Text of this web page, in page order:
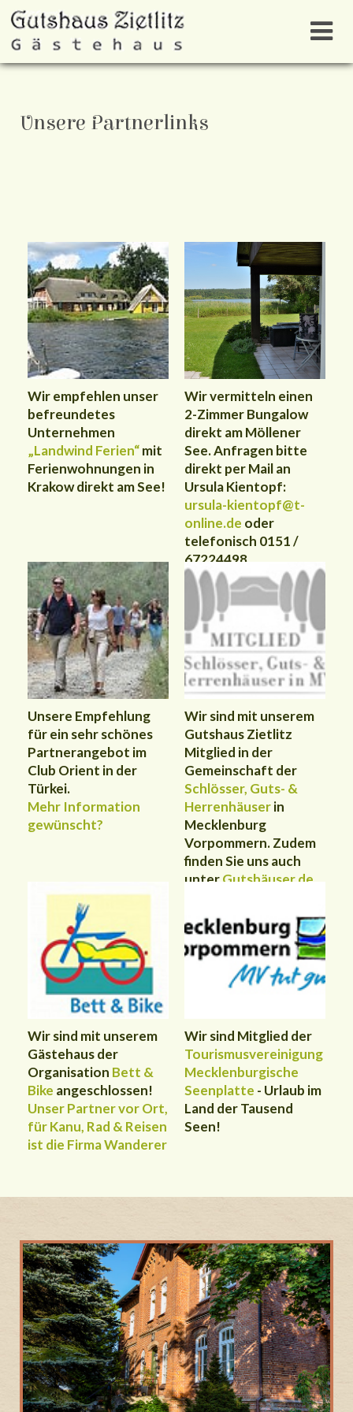
Unsere Partnerlinks
Wir empfehlen unser
befreundetes
Unternehmen
„Landwind Ferien“mit
Ferienwohnungen in
Krakow direkt am See!
Wir vermitteln einen
2-Zimmer Bungalow
direkt am Möllener
See. Anfragen bitte
direkt per Mail an
Ursula Kientopf:
ursula-kientopf@t-
online.de oder
telefonisch 0151 /
67224498.
Unsere Empfehlung
für ein sehr schönes
Partnerangebot im
Club Orient in der
Türkei.
Mehr Information
gewünscht?
Wir sind mit unserem
Gutshaus Zietlitz
Mitglied in der
Gemeinschaft der
Schlösser, Guts- &
Herrenhäuserin
Mecklenburg
Vorpommern.Zudem
finden Sie uns auch
unterGutshäuser.de
Wir sind mit unserem
Gästehaus der
Organisation Bett &
Bike angeschlossen!
Unser Partner vor Ort,
für Kanu, Rad & Reisen
ist die Firma Wanderer
Wir sind Mitglied der
Tourismusvereinigung
Mecklenburgische
Seenplatte - Urlaub im
Land der Tausend
Seen!